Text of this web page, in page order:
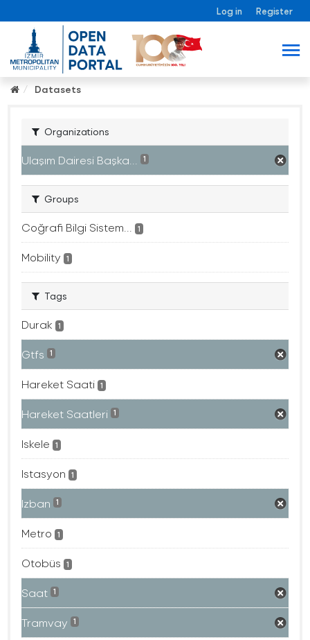
Log in Register
Datasets
Organizations
Ulaşım Dairesi Başka... 1
Groups
Coğrafi Bilgi Sistem... 1
Mobility 1
Tags
Durak 1
Gtfs 1
Hareket Saati 1
Hareket Saatleri 1
Iskele 1
Istasyon 1
Izban 1
Metro 1
Otobüs 1
Saat 1
Tramvay 1